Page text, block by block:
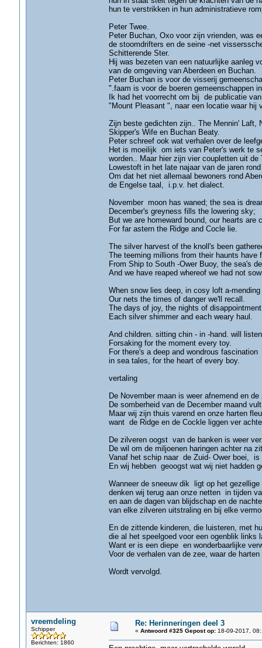
hun te verstrikken in hun administratieve
Peter Twee.
Peter Buchan, Oxo voor zijn vrienden, was
de stoomdrifters en de seine -net
Schitterende Ster.
Hij was bezeten van een natuurlijke aanleg
van de omgeving van Aberdeen en Buchan.
Peter Buchan is voor de visserij
".faam is voor de boeren gemeenschappen
Ik had het voorrecht om bij de publicatie
"Mount Pleasant ", naar een locatie waar hij
Zijn beste gedichten zijn.. The Mennin' Laft,
Skipper's Wife en Buchan Beaty.
Peter schreef ook wat verhalen over de
Het is moeilijk om iets van Peter's werk te
worden.. Maar hier zijn vier coupletten uit
Lowestoft in het late najaar van de jaren
Om dat het niet allemaal bewoners rond
de Engelse taal, i.p.v. het dialect.
November moon has waned; the sea is
December's greyness fills the lowering sky;
But we are homeward bound, our hearts are
For far astern the Ridge and Cocle lie.
The silver harvest of the knoll's been
The teeming millions from their haunts have
From Ship to South -Ower Buoy, the sea's
And we have reaped whereof we had not
When snow lies deep, in cosy loft a-mending
Our nets the times of danger we'll recall.
The days of joy, the nights of
Each silver shimmer and each weary haul.
And children. sitting chin - in -hand. will listen
Forsaking for the moment every toy.
For there's a deep and wondrous fascination
in sea tales, for the heart of every boy.
vertaling
De November maan is weer afnemend en
De somberheid van de December maand
Maar wij zijn thuis varend en onze harten
want de Ridge en de Cockle liggen ver
De zilveren oogst van de banken is weer
De wil om de miljoenen haringen achter na
Vanaf het schip naar de Zuid- Ower boei, is
En wij hebben geoogst wat wij niet hadden
Wanneer de sneeuw dik ligt op het gezellige
denken wij terug aan onze netten in tijden
en aan de dagen van blijdschap en de
van elke zilveren uitstraling en bij elke
En de zittende kinderen, die luisteren, met
die al het speelgoed voor een ogenblik links
Want er is een diepe en wonderbaarlijke
Voor de verhalen van de zee, waar de
Wordt vervolgd.
vreemdeling
Schipper
Berichten: 1860
Re: Herinneringen deel 3
« Antwoord #325 Gepost op:18-09-2017,